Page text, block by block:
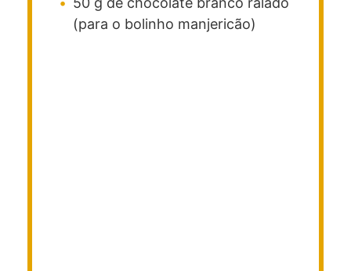
(para o bolinho manjericão)